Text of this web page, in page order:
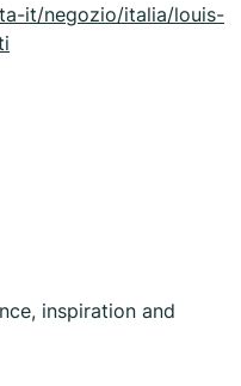
it/negozio/italia/louis-
inspiration and